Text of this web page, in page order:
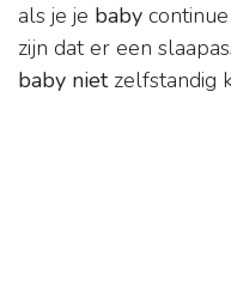
als je je baby
zijn dat er een
baby nietzelfstandig